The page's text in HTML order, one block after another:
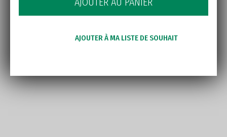
AJOUTER À MA LISTE DE SOUHAIT